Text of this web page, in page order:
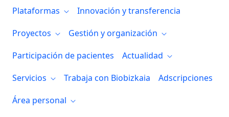
Plataformas
Innovación y transferencia
Proyectos
Gestión y organización
Participación de pacientes
Actualidad
Servicios
Trabaja con Biobizkaia
Adscripciones
Área personal